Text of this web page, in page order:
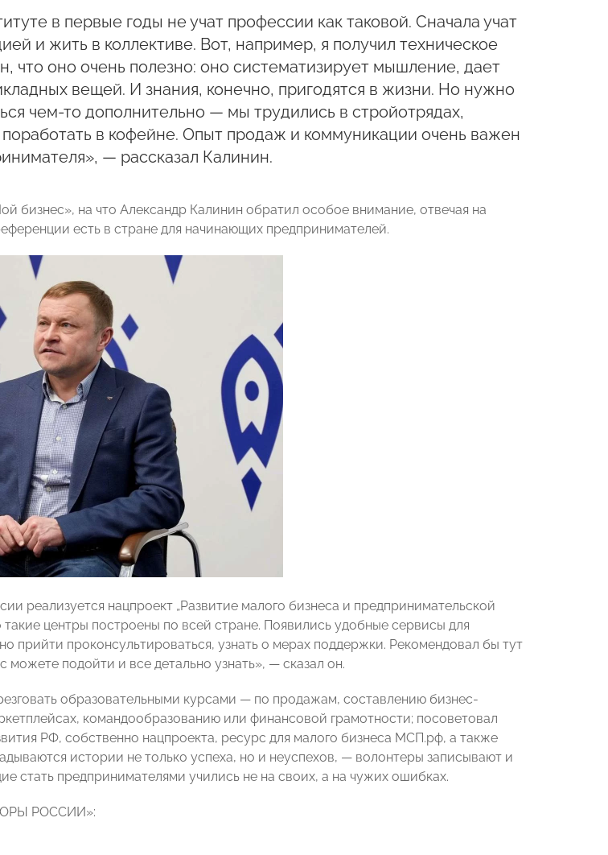
в первые годы не учат профессии как таковой. Сначала учат
и жить в коллективе. Вот, например, я получил техническое
что оно очень полезно: оно систематизирует мышление, дает
вещей. И знания, конечно, пригодятся в жизни. Но нужно
чем-то дополнительно — мы трудились в стройотрядах,
в кофейне. Опыт продаж и коммуникации очень важен
— рассказал Калинин.
бизнес», на что Александр Калинин обратил особое внимание, отвечая на
есть в стране для начинающих предпринимателей.
реализуется нацпроект „Развитие малого бизнеса и предпринимательской
такие центры построены по всей стране. Появились удобные сервисы для
прийти проконсультироваться, узнать о мерах поддержки. Рекомендовал бы тут
подойти и все детально узнать», — сказал он.
образовательными курсами — по продажам, составлению бизнес-
командообразованию или финансовой грамотности; посоветовал
РФ, собственно нацпроекта, ресурс для малого бизнеса МСП.рф, а также
истории не только успеха, но и неуспехов, — волонтеры записывают и
стать предпринимателями учились не на своих, а на чужих ошибках.
РОССИИ»: